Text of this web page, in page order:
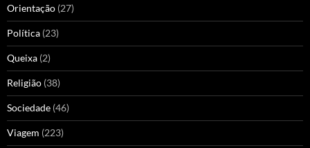
Orientação (27)
Política (23)
Queixa (2)
Religião (38)
Sociedade (46)
Viagem (223)